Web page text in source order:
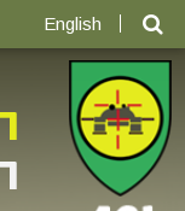
English